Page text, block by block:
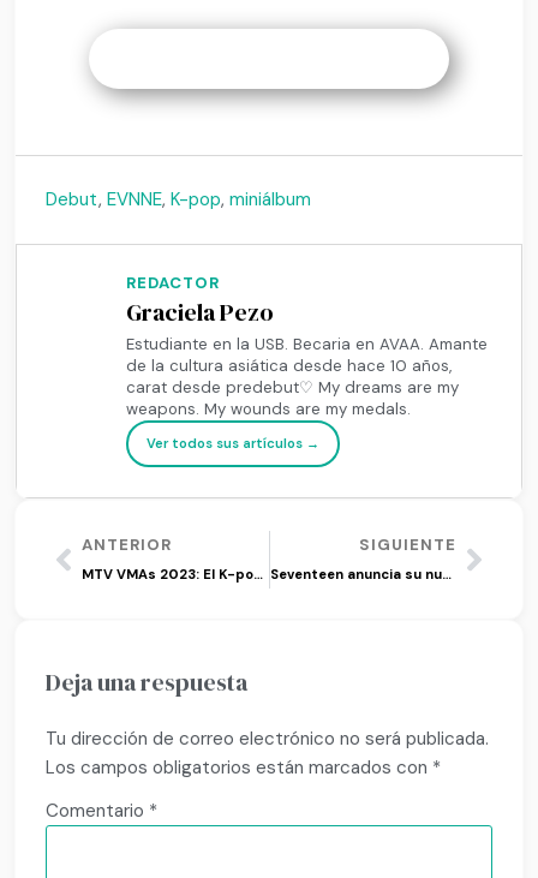
Debut,EVNNE,K-pop,miniálbum
REDACTOR
Graciela Pezo
Estudiante en la USB. Becaria en AVAA. Amante
de la cultura asiática desde hace 10 años,
carat desde predebut♡ My dreams are my
weapons. My wounds are my medals.
Ver todos sus artículos →
ANTERIOR
MTV VMAs 2023: El K-pop nuevamente hace presencia
SIGUIENTE
Seventeen anuncia su nuevo mini álbum ‘Seventeenth Heaven’
Deja una respuesta
Tu dirección de correo electrónico no será publicada.
Los campos obligatorios están marcados con *
Comentario *